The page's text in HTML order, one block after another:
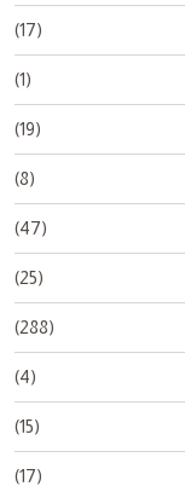
(17)
(1)
(19)
(8)
(47)
(25)
(288)
(4)
(15)
(17)